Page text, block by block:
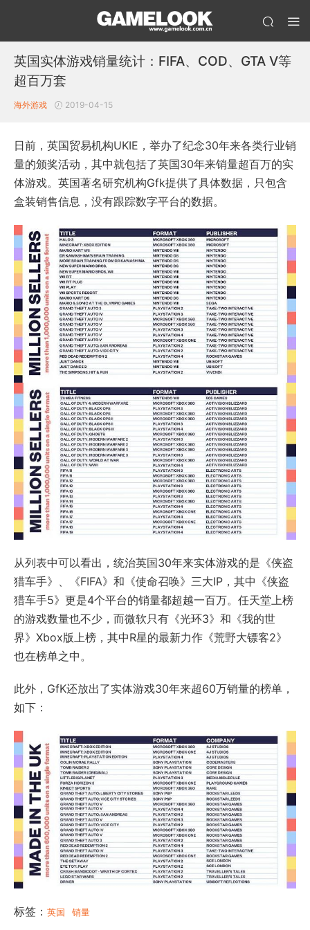
英国实体游戏销量统计：FIFA、COD、GTA V等
超百万套
海外游戏 2019-04-15
日前，英国贸易机构UKIE，举办了纪念30年来各类行业销
量的颁奖活动，其中就包括了英国30年来销量超百万的实
体游戏。英国著名研究机构Gfk提供了具体数据，只包含
盒装销售信息，没有跟踪数字平台的数据。
从列表中可以看出，统治英国30年来实体游戏的是《侠盗
猎车手》、《FIFA》和《使命召唤》三大IP，其中《侠盗
猎车手5》更是4个平台的销量都超越一百万。任天堂上榜
的游戏数量也不少，而微软只有《光环3》和《我的世
界》Xbox版上榜，其中R星的最新力作《荒野大镖客2》
也在榜单之中。
此外，GfK还放出了实体游戏30年来超60万销量的榜单，
如下：
标签： 英国 销量